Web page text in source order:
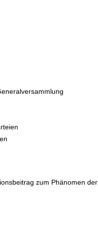
zum Phänomen der